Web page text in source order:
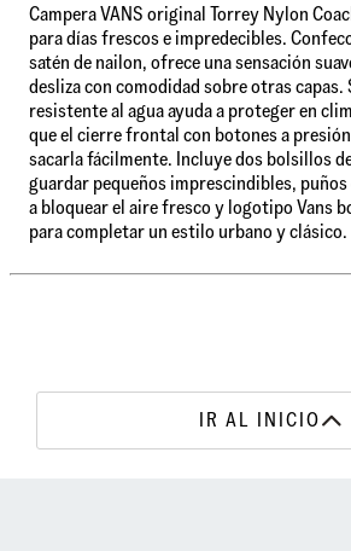
Campera VANS original Torrey Nylon
para días frescos e impredecibles.
satén de nailon, ofrece una sensación
desliza con comodidad sobre otras capas.
resistente al agua ayuda a proteger en
que el cierre frontal con botones a
sacarla fácilmente. Incluye dos bolsillos
guardar pequeños imprescindibles,
a bloquear el aire fresco y logotipo Vans
para completar un estilo urbano y clásico.
IR AL INICIO